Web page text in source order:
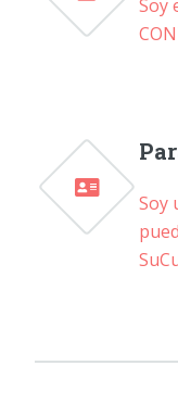
Soy
Soy